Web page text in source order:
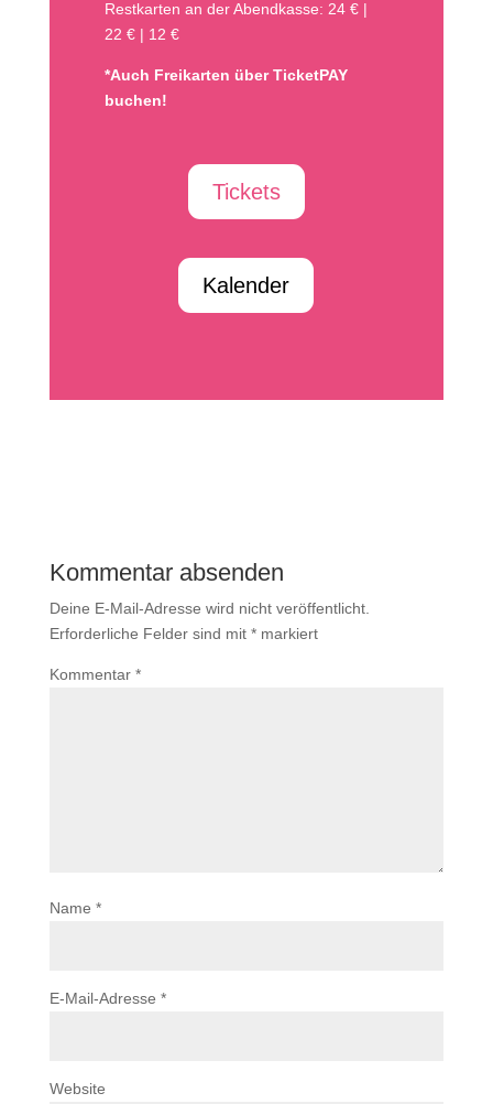
Restkarten an der Abendkasse: 24 € |
22 € | 12 €
*Auch Freikarten über TicketPAY
buchen!
Tickets
Kalender
Kommentar absenden
Deine E-Mail-Adresse wird nicht veröffentlicht.
Erforderliche Felder sind mit *markiert
Kommentar *
Name *
E-Mail-Adresse *
Website